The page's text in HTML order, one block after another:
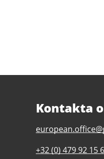
Kontakta
E-
till
Telefonnummer
+32 (0) 479 92 15